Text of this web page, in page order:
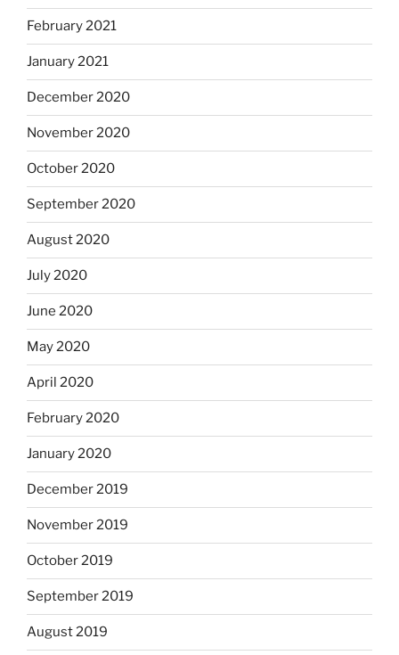
February 2021
January 2021
December 2020
November 2020
October 2020
September 2020
August 2020
July 2020
June 2020
May 2020
April 2020
February 2020
January 2020
December 2019
November 2019
October 2019
September 2019
August 2019